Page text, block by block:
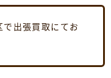
出張買取にてお